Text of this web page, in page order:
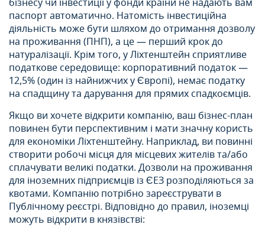
паспорт автоматично. Натомість інвестиційна
діяльність може бути шляхом до отримання дозволу
на проживання (ПНП), а це — перший крок до
натуралізації. Крім того, у Ліхтенштейн сприятливе
податкове середовище: корпоративний податок —
12,5% (один із найнижчих у Європі), немає податку
на спадщину та дарування для прямих спадкоємців.
Якщо ви хочете відкрити компанію, ваш бізнес-план
повинен бути перспективним і мати значну користь
для економіки Ліхтенштейну. Наприклад, ви повинні
створити робочі місця для місцевих жителів та/або
сплачувати великі податки. Дозволи на проживання
для іноземних підприємців із ЄЕЗ розподіляються за
квотами. Компанію потрібно зареєструвати в
Публічному реєстрі. Відповідно до правил, іноземці
можуть відкрити в князівстві: